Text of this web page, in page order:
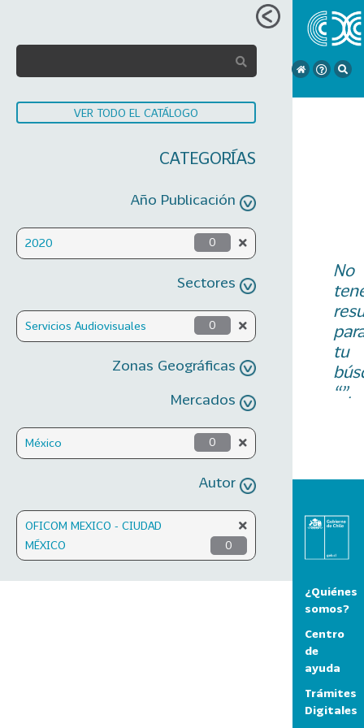
VER TODO EL CATÁLOGO
CATEGORÍAS
Año Publicación
2020 0
Sectores
Servicios Audiovisuales 0
Zonas Geográficas
Mercados
México 0
Autor
OFICOM MEXICO - CIUDAD
MÉXICO
0
No
tu
“”.
¿Quiénes
somos?
Centro
de
ayuda
Trámites
Digitales